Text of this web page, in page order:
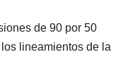
de 90 por 50
lineamientos de la